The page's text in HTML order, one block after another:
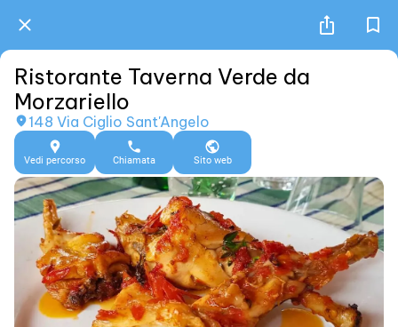
Ristorante Taverna Verde da
Morzariello
148 Via Ciglio Sant'Angelo
Vedi percorso Chiamata Sito web